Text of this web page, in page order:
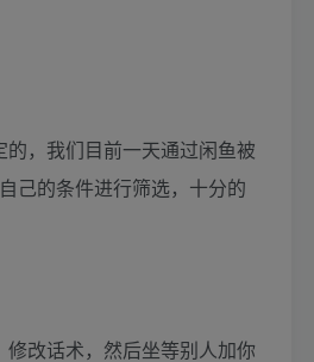
，我们目前一天通过闲鱼被
己的条件进行筛选，十分的
改话术，然后坐等别人加你